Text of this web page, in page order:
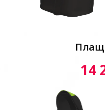
Плащ
14